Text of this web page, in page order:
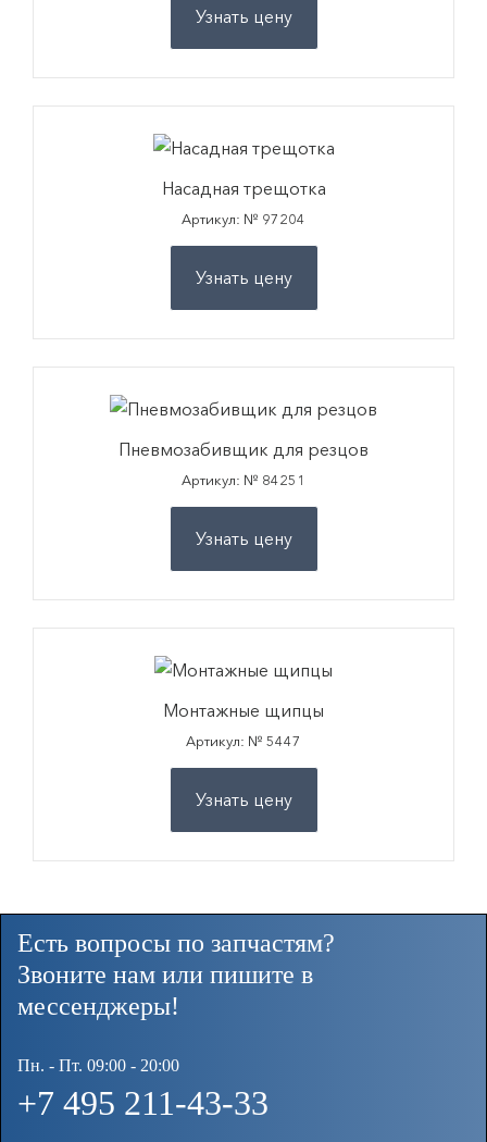
Узнать цену
Насадная трещотка
Артикул: № 97204
Узнать цену
Пневмозабивщик для резцов
Артикул: № 84251
Узнать цену
Монтажные щипцы
Артикул: № 5447
Узнать цену
Есть вопросы по запчастям?
Звоните нам или пишите в
мессенджеры!
Пн. - Пт. 09:00 - 20:00
+7 495 211-43-33